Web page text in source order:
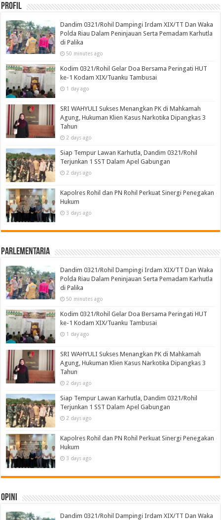
Profil
Dandim 0321/Rohil Dampingi Irdam XIX/TT Dan Waka
Polda Riau Dalam Peninjauan Serta Pemadam Karhutla
di Palika
50 minutes ago
Kodim 0321/Rohil Gelar Doa Bersama Peringati HUT
ke-1 Kodam XIX/Tuanku Tambusai
1 day ago
SRI WAHYULI Sukses Menangkan PK di Mahkamah
Agung, Hukuman Klien Kasus Narkotika Dipangkas 3
Tahun
2 days ago
Siap Tempur Lawan Karhutla, Dandim 0321/Rohil
Terjunkan 1 SST Dalam Apel Gabungan
2 days ago
Kapolres Rohil dan PN Rohil Perkuat Sinergi Penegakan
Hukum
3 days ago
Parlementaria
Dandim 0321/Rohil Dampingi Irdam XIX/TT Dan Waka
Polda Riau Dalam Peninjauan Serta Pemadam Karhutla
di Palika
50 minutes ago
Kodim 0321/Rohil Gelar Doa Bersama Peringati HUT
ke-1 Kodam XIX/Tuanku Tambusai
1 day ago
SRI WAHYULI Sukses Menangkan PK di Mahkamah
Agung, Hukuman Klien Kasus Narkotika Dipangkas 3
Tahun
2 days ago
Siap Tempur Lawan Karhutla, Dandim 0321/Rohil
Terjunkan 1 SST Dalam Apel Gabungan
2 days ago
Kapolres Rohil dan PN Rohil Perkuat Sinergi Penegakan
Hukum
3 days ago
Opini
Dandim 0321/Rohil Dampingi Irdam XIX/TT Dan Waka